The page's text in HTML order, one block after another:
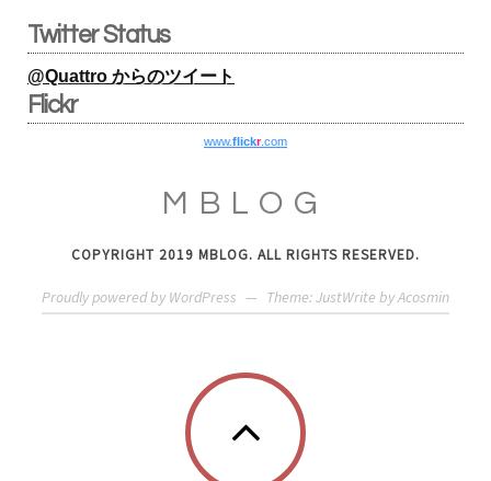
Twitter Status
@Quattro からのツイート
Flickr
www.flickr.com
MBLOG
COPYRIGHT 2019 MBLOG. ALL RIGHTS RESERVED.
Proudly powered by WordPress — Theme: JustWrite byAcosmin